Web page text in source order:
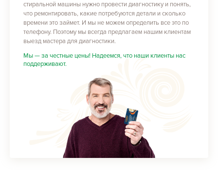
стиральной машины нужно провести диагностику и понять,
что ремонтировать, какие потребуются детали и сколько
времени это займет. И мы не можем определить все это по
телефону. Поэтому мы всегда предлагаем нашим клиентам
выезд мастера для диагностики.
Мы — за честные цены! Надеемся, что наши клиенты нас
поддерживают.